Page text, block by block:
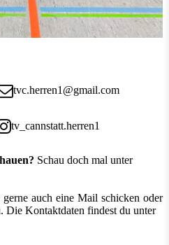
tvc.herren1@gmail.com
tv_cannstatt.herren1
Schau doch mal unter
auch eine Mail schicken oder
Die Kontaktdaten findest du unter